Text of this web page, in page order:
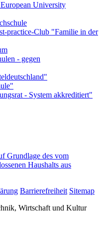
Grundlage des vom
Haushalts aus
Barrierefreiheit Sitemap
Wirtschaft und Kultur